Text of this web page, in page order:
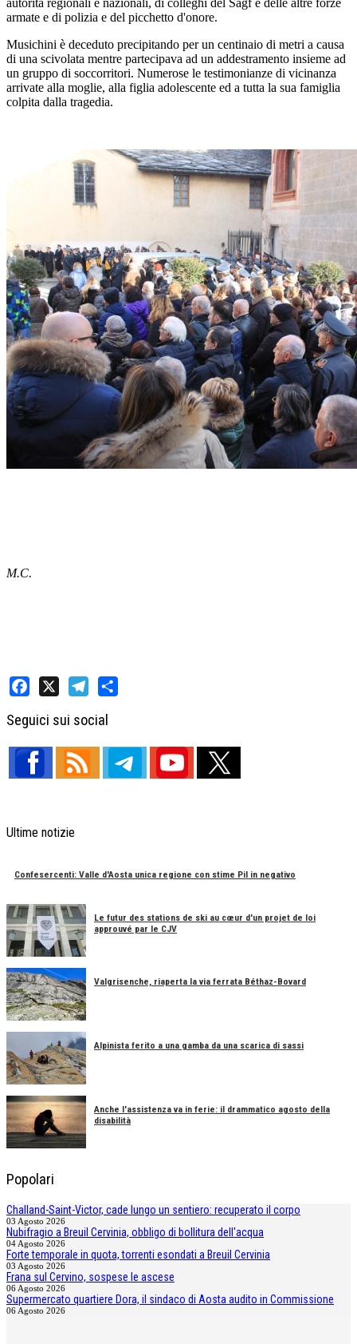
autorità regionali e nazionali, di colleghi del Sagf e delle altre forze
armate e di polizia e del picchetto d'onore.
Musichini è deceduto precipitando per un centinaio di metri a causa
di una scivolata mentre partecipava ad un addestramento insieme ad
un gruppo di soccorritori. Numerose le testimonianze di vicinanza
arrivate alla moglie, alla figlia adolescente ed a tutta la sua famiglia
colpita dalla tragedia.
M.C.
Seguici sui social
Ultime notizie
Confesercenti: Valle d'Aosta unica regione con stime Pil in negativo
Le futur des stations de ski au cœur d'un projet de loi
approuvé par le CJV
Valgrisenche, riaperta la via ferrata Béthaz-Bovard
Alpinista ferito a una gamba da una scarica di sassi
Anche l'assistenza va in ferie: il drammatico agosto della
disabilità
Popolari
Challand-Saint-Victor, cade lungo un sentiero: recuperato il corpo
03 Agosto 2026
Nubifragio a Breuil Cervinia, obbligo di bollitura dell'acqua
04 Agosto 2026
Forte temporale in quota, torrenti esondati a Breuil Cervinia
03 Agosto 2026
Frana sul Cervino, sospese le ascese
06 Agosto 2026
Supermercato quartiere Dora, il sindaco di Aosta audito in Commissione
06 Agosto 2026